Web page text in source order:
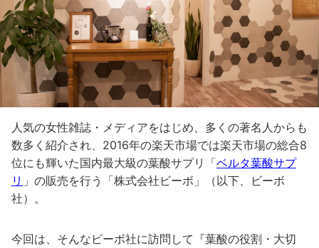
人気の女性雑誌・メディアをはじめ、多くの著名人からも
数多く紹介され、2016年の楽天市場では楽天市場の総合8
位にも輝いた国内最大級の葉酸サプリ「ベルタ葉酸サプ
リ 」の販売を行う「株式会社ビーボ」（以下、ビーボ
社）。
今回は、そんなビーボ社に訪問して『葉酸の役割・大切